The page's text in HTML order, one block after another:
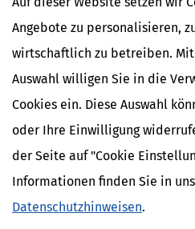
Angebote zu personalisieren,
wirtschaftlich zu betreiben.
Auswahl willigen Sie in die
Cookies ein. Diese Auswahl
oder Ihre Einwilligung
der Seite auf "Cookie
Informationen finden Sie in
Datenschutzhinweisen.